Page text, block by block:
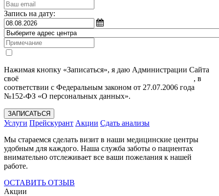
Запись на дату:
Нажимая кнопку «Записаться», я даю Администрации Сайта
своё
, в
соответствии с Федеральным законом от 27.07.2006 года
№152-ФЗ «О персональных данных».
ЗАПИСАТЬСЯ
Услуги Прейскурант Акции Сдать анализы
Мы стараемся сделать визит в наши медицинские центры
удобным для каждого. Наша служба заботы о пациентах
внимательно отслеживает все ваши пожелания к нашей
работе.
ОСТАВИТЬ ОТЗЫВ
Акции